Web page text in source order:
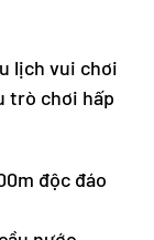
lịch vui chơi
trò chơi hấp
độc đáo